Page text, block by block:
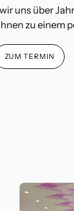
uns über
zu einem
ZUM TERMIN